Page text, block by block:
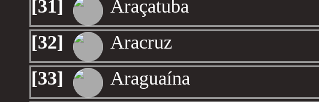
[31]
Araçatuba
[32]
Aracruz
[33]
Araguaína